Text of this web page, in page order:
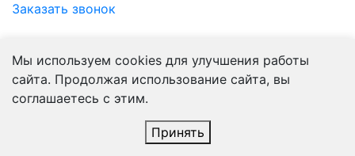
Заказать звонок
Мы используем cookies для улучшения работы
сайта. Продолжая использование сайта, вы
соглашаетесь с этим.
Принять